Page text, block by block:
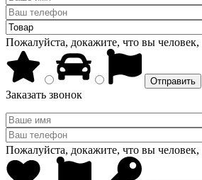
Пожалуйста, докажите, что вы человек,
Заказать звонок
Пожалуйста, докажите, что вы человек,